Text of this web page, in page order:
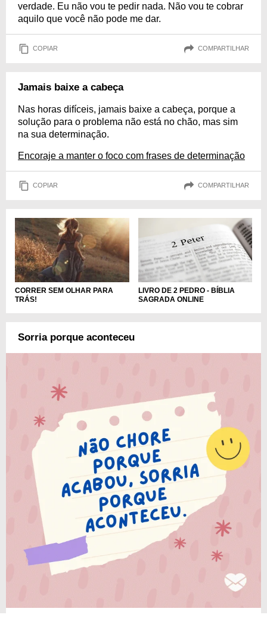
verdade. Eu não vou te pedir nada. Não vou te cobrar
aquilo que você não pode me dar.
COPIAR COMPARTILHAR
Jamais baixe a cabeça
Nas horas difíceis, jamais baixe a cabeça, porque a
solução para o problema não está no chão, mas sim
na sua determinação.
Encoraje a manter o foco com frases de determinação
COPIAR COMPARTILHAR
CORRER SEM OLHAR PARA
TRÁS!
LIVRO DE 2 PEDRO - BÍBLIA
SAGRADA ONLINE
Sorria porque aconteceu